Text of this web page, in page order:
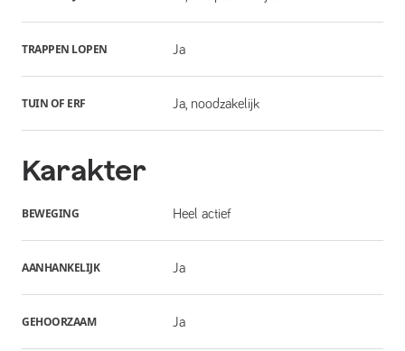
TRAPPEN LOPEN Ja
TUIN OF ERF Ja, noodzakelijk
Karakter
BEWEGING Heel actief
AANHANKELIJK Ja
GEHOORZAAM Ja